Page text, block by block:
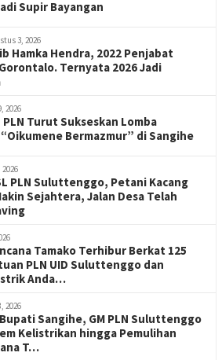
Supir Bayangan
3, 2026
Hamka Hendra, 2022 Penjabat
Ternyata 2026 Jadi
2026
Turut Sukseskan Lomba
Bermazmur” di Sangihe
PLN Suluttenggo, Petani Kacang
Sejahtera, Jalan Desa Telah
Tamako Terhibur Berkat 125
PLN UID Suluttenggo dan
Anda…
2026
Sangihe, GM PLN Suluttenggo
Kelistrikan hingga Pemulihan
T…